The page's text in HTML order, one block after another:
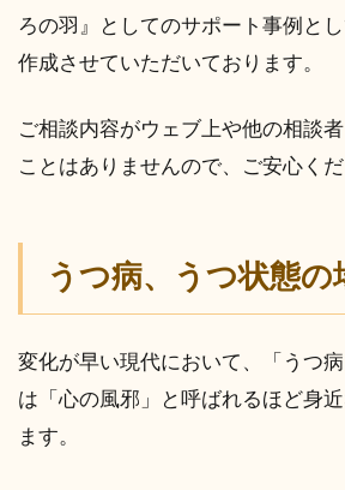
ろの羽』としてのサポート事例と
作成させていただいております。
ご相談内容がウェブ上や他の相談
ことはありませんので、ご安心くだ
うつ病、うつ状態の
変化が早い現代において、「うつ病
は「心の風邪」と呼ばれるほど身
ます。